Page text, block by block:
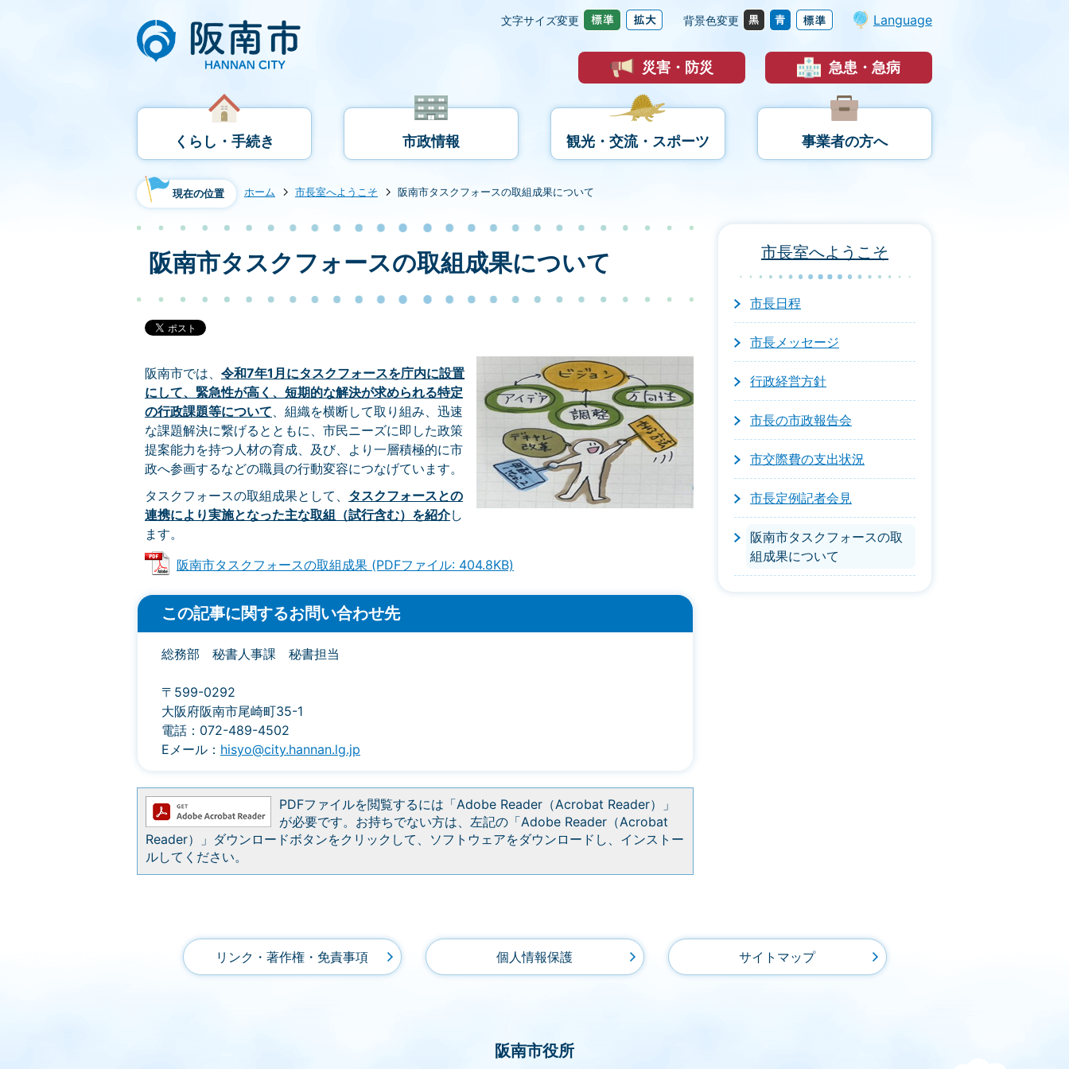
文字サイズ変更 背景色変更 Language
災害・防災 急患・急病
くらし・手続き 市政情報 観光・交流・スポーツ 事業者の方へ
現在の位置 ホーム 市長室へようこそ 阪南市タスクフォースの取組成果について
阪南市タスクフォースの取組成果について
阪南市では、 令和7年1月にタスクフォースを庁内に設置
にして、 緊急性が高く、 短期的な解決が求められる特定
の行政課題等について、組織を横断して取り組み、迅速
な課題解決に繋げるとともに、市民ニーズに即した政策
提案能力を持つ人材の育成、及び、より一層積極的に市
政へ参画するなどの職員の行動変容につなげています。
タスクフォースの取組成果として、 タスクフォースとの
連携により実施となった主な取組（試行含む）を紹介し
ます。
阪南市タスクフォースの取組成果 (PDFファイル: 404.8KB)
この記事に関するお問い合わせ先
総務部 秘書人事課 秘書担当
〒599-0292
大阪府阪南市尾崎町35-1
電話：072-489-4502
Eメール： hisyo@city.hannan.lg.jp
PDFファイルを閲覧するには「Adobe Reader（Acrobat Reader）」
が必要です。お持ちでない方は、左記の「Adobe Reader（Acrobat
Reader）」ダウンロードボタンをクリックして、ソフトウェアをダウンロードし、インストー
ルしてください。
市長室へようこそ
市長日程
市長メッセージ
行政経営方針
市長の市政報告会
市交際費の支出状況
市長定例記者会見
阪南市タスクフォースの取
組成果について
リンク・著作権・免責事項 個人情報保護 サイトマップ
阪南市役所